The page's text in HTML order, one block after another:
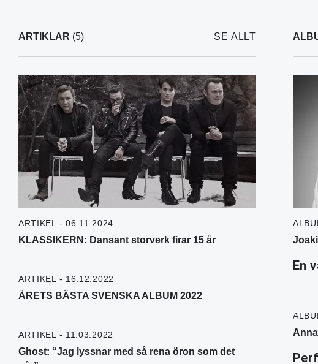
ARTIKLAR (5) SE ALLT
ARTIKEL - 06.11.2024
KLASSIKERN: Dansant storverk firar 15 år
ARTIKEL - 16.12.2022
ÅRETS BÄSTA SVENSKA ALBUM 2022
ARTIKEL - 11.03.2022
Ghost: “Jag lyssnar med så rena öron som det
En